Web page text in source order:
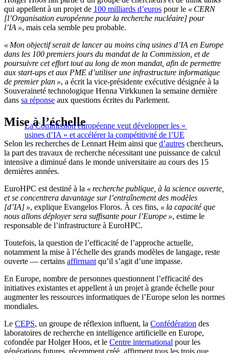
qui appellent à un projet de 100 milliards d’euros pour le « CERN
[l’Organisation européenne pour la recherche nucléaire] pour
l’IA », mais cela semble peu probable.
« Mon objectif serait de lancer au moins cinq usines d’IA en Europe
dans les 100 premiers jours du mandat de la Commission, et de
poursuivre cet effort tout au long de mon mandat, afin de permettre
aux start-ups et aux PME d’utiliser une infrastructure informatique
de premier plan », a écrit la vice-présidente exécutive désignée à la
Souveraineté technologique Henna Virkkunen la semaine dernière
dans sa réponse aux questions écrites du Parlement.
La Commission européenne veut développer les «
usines d’IA » et accélérer la compétitivité de l’UE
Mise à l’échelle
Selon les recherches de Lennart Heim ainsi que d’autres chercheurs,
la part des travaux de recherche nécessitant une puissance de calcul
intensive a diminué dans le monde universitaire au cours des 15
dernières années.
EuroHPC est destiné à la « recherche publique, à la science ouverte,
et se concentrera davantage sur l’entraînement des modèles
[d’IA] », explique Evangelos Floros. À ces fins, « la capacité que
nous allons déployer sera suffisante pour l’Europe », estime le
responsable de l’infrastructure à EuroHPC.
Toutefois, la question de l’efficacité de l’approche actuelle,
notamment la mise à l’échelle des grands modèles de langage, reste
ouverte — certains affirmant qu’il s’agit d’une impasse.
En Europe, nombre de personnes questionnent l’efficacité des
initiatives existantes et appellent à un projet à grande échelle pour
augmenter les ressources informatiques de l’Europe selon les normes
mondiales.
Le CEPS, un groupe de réflexion influent, la Confédération des
laboratoires de recherche en intelligence artificielle en Europe,
cofondée par Holger Hoos, et le Centre international pour les
générations futures, récemment créé, affirment tous les trois que